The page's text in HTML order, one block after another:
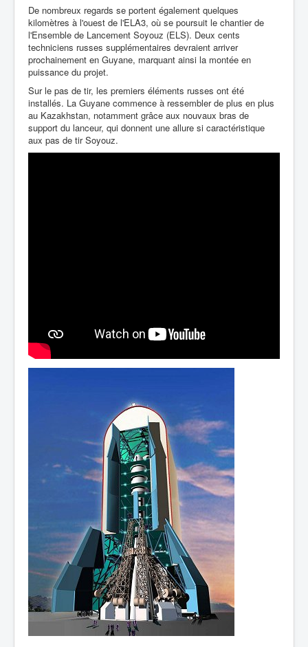
De nombreux regards se portent également quelques
kilomètres à l'ouest de l'ELA3, où se poursuit le chantier de
l'Ensemble de Lancement Soyouz (ELS). Deux cents
techniciens russes supplémentaires devraient arriver
prochainement en Guyane, marquant ainsi la montée en
puissance du projet.
Sur le pas de tir, les premiers éléments russes ont été
installés. La Guyane commence à ressembler de plus en plus
au Kazakhstan, notamment grâce aux nouvaux bras de
support du lanceur, qui donnent une allure si caractéristique
aux pas de tir Soyouz.